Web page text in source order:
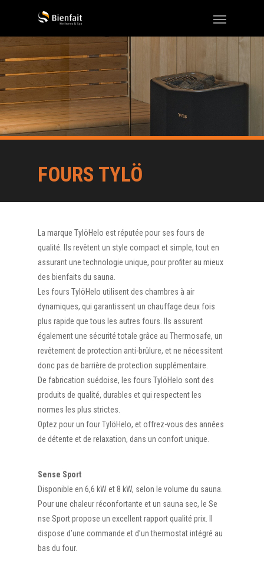
FOURS TYLÖ
La marque TylöHelo est réputée pour ses fours de
qualité. Ils revêtent un style compact et simple, tout en
assurant une technologie unique, pour profiter au mieux
des bienfaits du sauna.
Les fours TylöHelo utilisent des chambres à air
dynamiques, qui garantissent un chauffage deux fois
plus rapide que tous les autres fours. Ils assurent
également une sécurité totale grâce au Thermosafe, un
revêtement de protection anti-brûlure, et ne nécessitent
donc pas de barrière de protection supplémentaire.
De fabrication suédoise, les fours TylöHelo sont des
produits de qualité, durables et qui respectent les
normes les plus strictes.
Optez pour un four TylöHelo, et offrez-vous des années
de détente et de relaxation, dans un confort unique.
Sense Sport
Disponible en 6,6 kW et 8 kW, selon le volume du sauna.
Pour une chaleur réconfortante et un sauna sec, le Se
nse Sport propose un excellent rapport qualité prix. Il
dispose d’une commande et d’un thermostat intégré au
bas du four.